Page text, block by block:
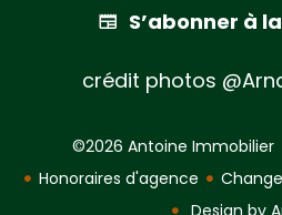
S’abonner à
crédit photos
©2026 Antoine Immobilier
Honoraires d'agence